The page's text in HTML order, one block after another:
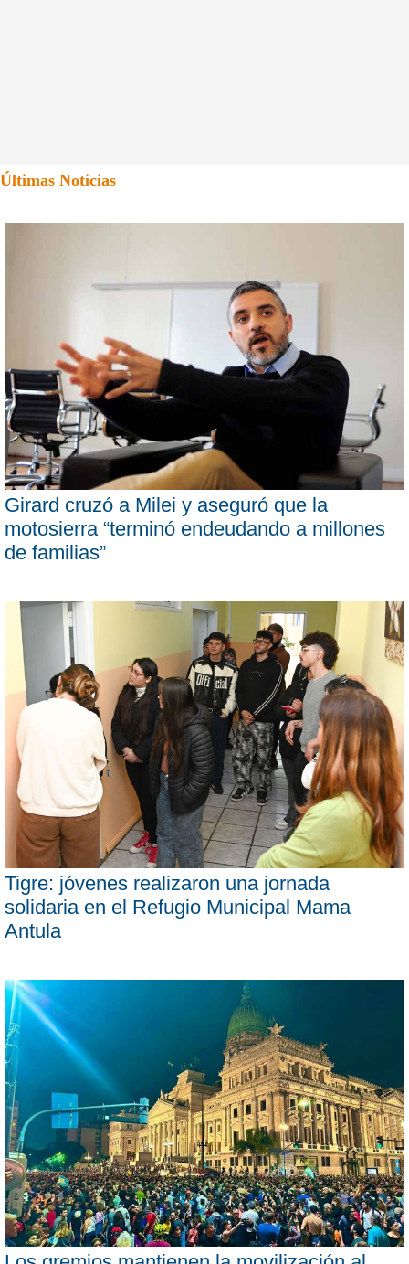
Últimas Noticias
Girard cruzó a Milei y aseguró que la
motosierra “terminó endeudando a millones
de familias”
Tigre: jóvenes realizaron una jornada
solidaria en el Refugio Municipal Mama
Antula